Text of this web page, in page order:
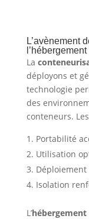
L’avènement
La
déployons et
technologie
des
conteneurs.
Portabilité
Utilisation
Déploiement
Isolation
L’hébergement